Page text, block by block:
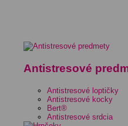
Antistresové
Antistresové loptičky
Antistresové kocky
Bert®
Antistresové srdcia